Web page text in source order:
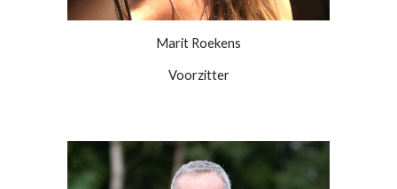
Marit Roekens
Voorzitter